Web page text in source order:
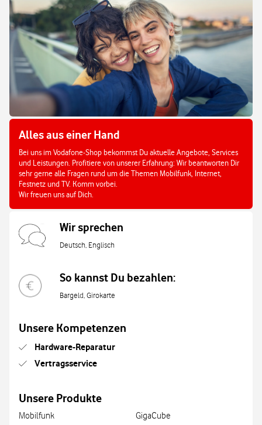
Alles aus einer Hand
Bei uns im Vodafone-Shop bekommst Du aktuelle Angebote, Services
und Leistungen. Profitiere von unserer Erfahrung: Wir beantworten Dir
sehr gerne alle Fragen rund um die Themen Mobilfunk, Internet,
Festnetz und TV. Komm vorbei.
Wir freuen uns auf Dich.
Wir sprechen
Deutsch, Englisch
So kannst Du bezahlen:
Bargeld, Girokarte
Unsere Kompetenzen
Hardware-Reparatur
Vertragsservice
Unsere Produkte
Mobilfunk
GigaCube